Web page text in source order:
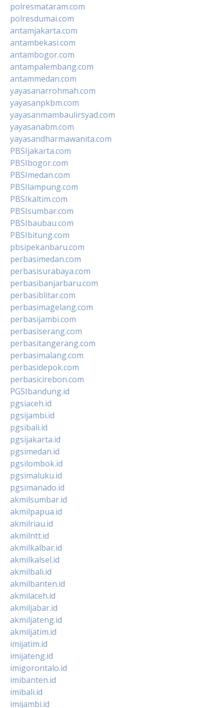
polresmataram.com
polresdumai.com
antamjakarta.com
antambekasi.com
antambogor.com
antampalembang.com
antammedan.com
yayasanarrohmah.com
yayasanpkbm.com
yayasanmambaulirsyad.com
yayasanabm.com
yayasandharmawanita.com
PBSIjakarta.com
PBSIbogor.com
PBSImedan.com
PBSIlampung.com
PBSIkaltim.com
PBSIsumbar.com
PBSIbaubau.com
PBSIbitung.com
pbsipekanbaru.com
perbasimedan.com
perbasisurabaya.com
perbasibanjarbaru.com
perbasiblitar.com
perbasimagelang.com
perbasijambi.com
perbasiserang.com
perbasitangerang.com
perbasimalang.com
perbasidepok.com
perbasicirebon.com
PGSIbandung.id
pgsiaceh.id
pgsijambi.id
pgsibali.id
pgsijakarta.id
pgsimedan.id
pgsilombok.id
pgsimaluku.id
pgsimanado.id
akmilsumbar.id
akmilpapua.id
akmilriau.id
akmilntt.id
akmilkalbar.id
akmilkalsel.id
akmilbali.id
akmilbanten.id
akmilaceh.id
akmiljabar.id
akmiljateng.id
akmiljatim.id
imijatim.id
imijateng.id
imigorontalo.id
imibanten.id
imibali.id
imijambi.id